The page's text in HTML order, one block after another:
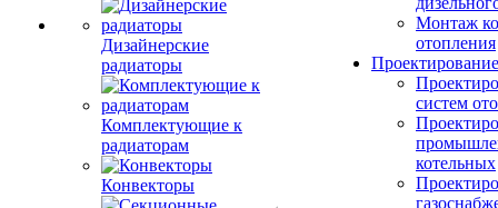
Дизайнерские
радиаторы
Комплектующие к
радиаторам
Конвекторы
Монтаж
отопления
Проектирование
систем
котельных